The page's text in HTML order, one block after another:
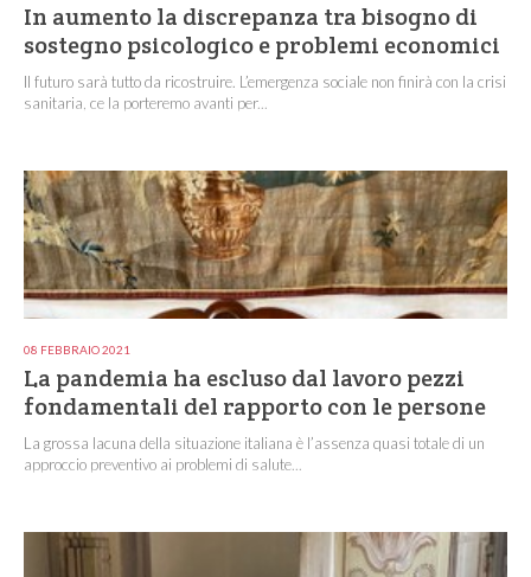
In aumento la discrepanza tra bisogno di
sostegno psicologico e problemi economici
Il futuro sarà tutto da ricostruire. L’emergenza sociale non finirà con la crisi
sanitaria, ce la porteremo avanti per...
08 FEBBRAIO 2021
La pandemia ha escluso dal lavoro pezzi
fondamentali del rapporto con le persone
La grossa lacuna della situazione italiana è l’assenza quasi totale di un
approccio preventivo ai problemi di salute...